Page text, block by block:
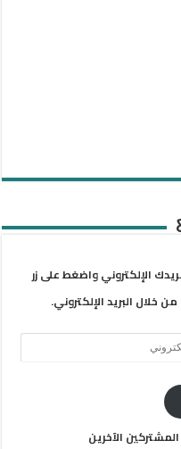
الإلكتروني واضغط على زر
البريد الإلكتروني.